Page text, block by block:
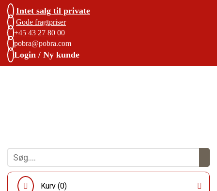
Intet salg til private
Gode fragtpriser
+45 43 27 80 00
pobra@pobra.com
Login / Ny kunde
Kurv (0)